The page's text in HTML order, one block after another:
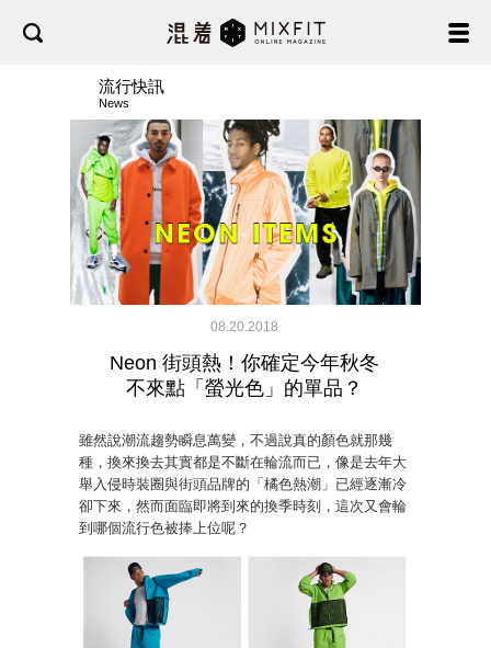
流行快訊
News
08.20.2018
Neon 街頭熱！你確定今年秋冬
不來點「螢光色」的單品？
雖然說潮流趨勢瞬息萬變，不過說真的顏色就那幾
種，換來換去其實都是不斷在輪流而已，像是去年大
舉入侵時裝圈與街頭品牌的「橘色熱潮」已經逐漸冷
卻下來，然而面臨即將到來的換季時刻，這次又會輪
到哪個流行色被捧上位呢？